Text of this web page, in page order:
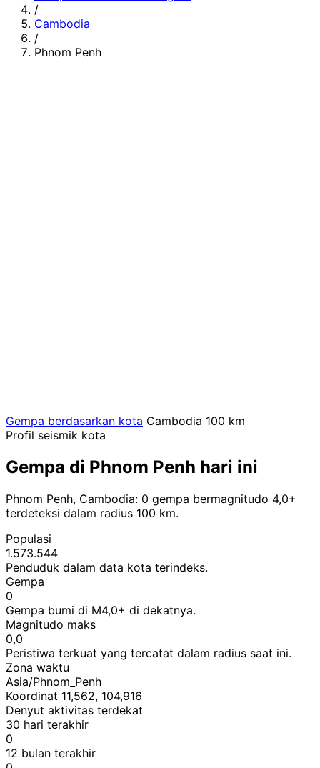
/
Cambodia
/
Phnom Penh
Gempa berdasarkan kota Cambodia 100 km
Profil seismik kota
Gempa di Phnom Penh hari ini
Phnom Penh, Cambodia: 0 gempa bermagnitudo 4,0+
terdeteksi dalam radius 100 km.
Populasi
1.573.544
Penduduk dalam data kota terindeks.
Gempa
0
Gempa bumi di M4,0+ di dekatnya.
Magnitudo maks
0,0
Peristiwa terkuat yang tercatat dalam radius saat ini.
Zona waktu
Asia/Phnom_Penh
Koordinat 11,562, 104,916
Denyut aktivitas terdekat
30 hari terakhir
0
12 bulan terakhir